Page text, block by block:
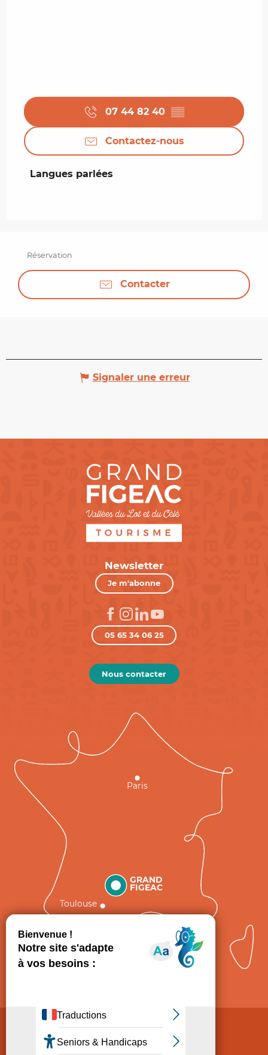
07 44 82 40 ▒▒
Contactez-nous
Langues parlées
Langues parlées
Réservation
Contacter
Signaler une erreur
Newsletter
Je m'abonne
05 65 34 06 25
Nous contacter
GRAND
FIGEAC
Toulouse
Paris
Politique de Protection des données
Consentement